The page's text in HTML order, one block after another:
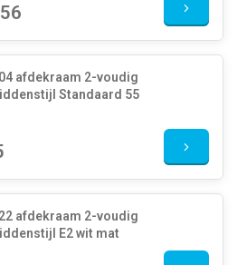
afdekraam 2-voudig
Standaard 55
afdekraam 2-voudig
E2 wit mat